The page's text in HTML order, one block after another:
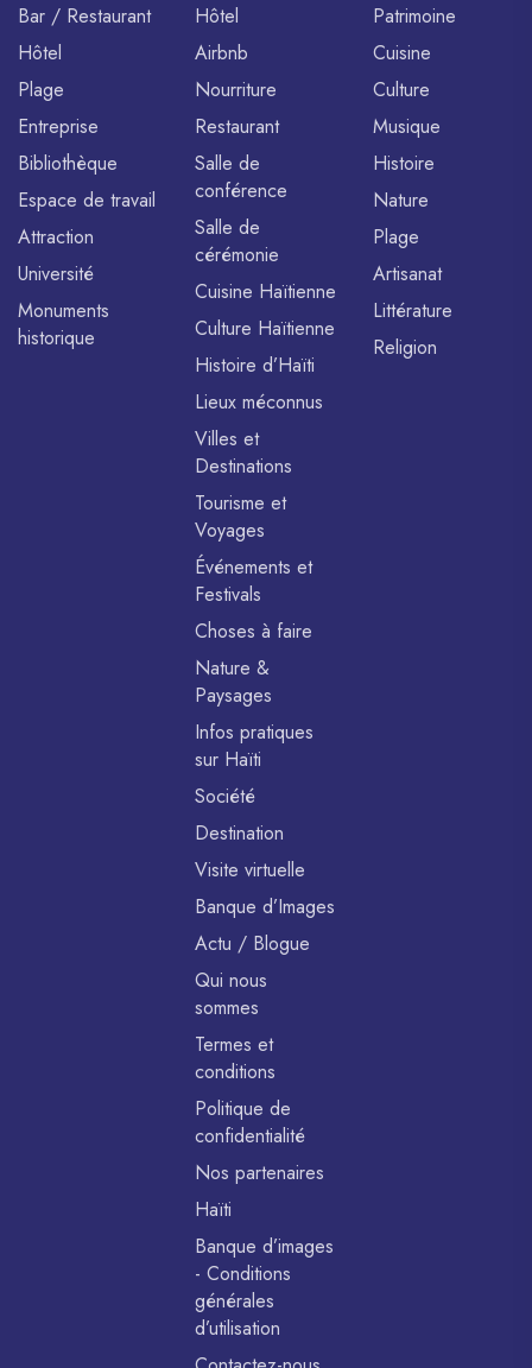
Bar / Restaurant
Hôtel
Plage
Entreprise
Bibliothèque
Espace de travail
Attraction
Université
Monuments
historique
Hôtel
Airbnb
Nourriture
Restaurant
Salle de
conférence
Salle de
cérémonie
Cuisine Haïtienne
Culture Haïtienne
Histoire d’Haïti
Lieux méconnus
Villes et
Destinations
Tourisme et
Voyages
Événements et
Festivals
Choses à faire
Nature &
Paysages
Infos pratiques
sur Haïti
Société
Destination
Visite virtuelle
Banque d’Images
Actu / Blogue
Qui nous
sommes
Termes et
conditions
Politique de
confidentialité
Nos partenaires
Haïti
Banque d’images
- Conditions
générales
d’utilisation
Patrimoine
Cuisine
Culture
Musique
Histoire
Nature
Plage
Artisanat
Littérature
Religion